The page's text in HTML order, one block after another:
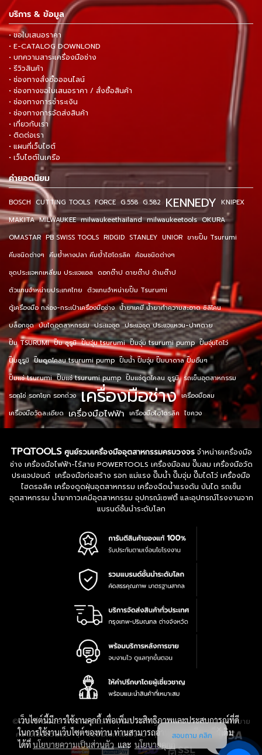
บริการ & ข้อมูล
• ขอใบเสนอราคา
• E-CATALOG DOWNLOND
• บทความสาระเครื่องมือช่าง
• รีวิวสินค้า
• ช่องทางสั่งซื้อออนไลน์
• ช่องทางขอใบเสนอราคา / สั่งซื้อสินค้า
• ช่องทางการชำระเงิน
• ช่องทางการจัดส่งสินค้า
• เกี่ยวกับเรา
• ติดต่อเรา
• แผนที่เว็บไซต์
• เว็บไซต์ในเครือ
คำยอดนิยม
BOSCH CUTTING TOOLS FORCE G.558 G.582 KENNEDY KNIPEX
MAKITA MILWAUKEE milwaukeethailand milwaukeetools OKURA
OMASTAR PB SWISS TOOLS RIDGID STANLEY UNIOR ขายปั๊ม Tsurumi
คีมชนิดต่างๆ คีมย้ำหางปลา คีมย้ำไฮโดรลิค ค้อนชนิดต่างๆ
ชุดประแจหกเหลี่ยม ประแจแอล ดอกต๊าป ดายต๊าป ด้ามต๊าป
ตัวแทนจำหน่ายประเทศไทย ตัวแทนจำหน่ายปั๊ม Tsurumi
ตู้เครื่องมือ กล่อง-กระเป๋าเครื่องมือช่าง น้ำยาเคมี น้ำยาทำความสะอาด ซิลิโคน
บล็อกชุด บันไดอุตสาหกรรม ประแจชุด ประแจชุด ประแจแหวน-ปากตาย
ปั๊ม TSURUMI ปั๊ม ซูรูมิ ปั๊มจุ่ม tsurumi ปั๊มจุ่ม tsurumi pump ปั๊มจุ่มไดโว่
ปั๊มซูรูมิ ปั๊มดูดโคลน tsurumi pump ปั๊มน้ำ ปั๊มจุ่ม ปั๊มบาดาล ปั๊มอื่นๆ
ปั๊มแช่ tsurumi ปั๊มแช่ tsurumi pump ปั๊มแช่ดูดโคลน ซูรูมิ รถเข็นอุตสาหกรรม
รอกโซ่ รอกโยก รอกถ่วง เครื่องมือช่าง เครื่องมือลม
เครื่องมือวัดละเอียด เครื่องมือไฟฟ้า เครื่องมือไฮโดรลิค ไขควง
TPQTOOLS ศูนย์รวมเครื่องมืออุตสาหกรรมครบวงจรจำหน่ายเครื่องมือ
ช่าง เครื่องมือไฟฟ้า-ไร้สาย POWERTOOLS เครื่องมือลม ปั๊มลม เครื่องมือวัด
ประแจปอนด์ เครื่องมือก่อสร้าง รอก แม่แรง ปั๊มน้ำ ปั๊มจุ่ม ปั๊มไดโว่ เครื่องมือ
ไฮดรอลิค เครื่องดูดฝุ่นอุตสาหกรรม เครื่องฉีดน้ำแรงดัน บันได รถเข็น
อุตสาหกรรม น้ำยากาวเคมีอุตสาหกรรม อุปกรณ์เซฟตี้ และอุปกรณ์โรงงานจาก
แบรนด์ชั้นนำระดับโลก
© 2016-2028 TPQTOOLS Co., Ltd. All Rights Reserved.|นโยบาย
ความเป็นส่วนตัว|เงื่อนไขการใช้งาน| แผนที่สินค้า
เว็บไซต์นี้มีการใช้งานคุกกี้ เพื่อเพิ่มประสิทธิภาพและประสบการณ์ที่ดี
ในการใช้งานเว็บไซต์ของท่าน ท่านสามารถอ่านรายละเอียดเพิ่มเติม
ได้ที่นโยบายความเป็นส่วนตัวและ นโยบายคุกกี้
สอบถาม คลิก